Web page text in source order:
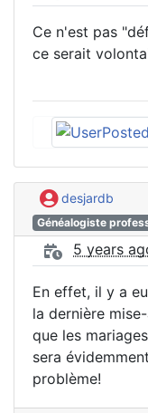
Ce n'est pas
ce serait
desjardb
Généalogiste
5 years
En effet, il y a
la dernière
que les
sera
problème!